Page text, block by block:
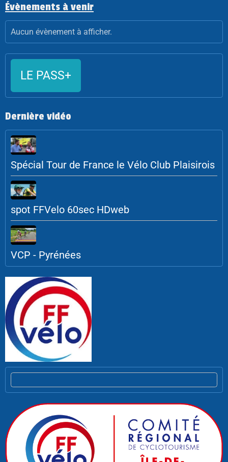
Évènements à venir
Aucun évènement à afficher.
LE PASS+
Dernière vidéo
Spécial Tour de France le Vélo Club Plaisirois
spot FFVelo 60sec HDweb
VCP - Pyrénées